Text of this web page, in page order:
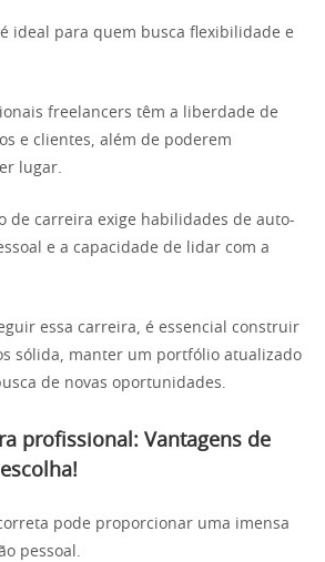
ideal para quem busca flexibilidade e
freelancers têm a liberdade de
e clientes, além de poderem
lugar.
de carreira exige habilidades de auto-
e a capacidade de lidar com a
essa carreira, é essencial construir
sólida, manter um portfólio atualizado
de novas oportunidades.
profissional: Vantagens de
pode proporcionar uma imensa
pessoal.